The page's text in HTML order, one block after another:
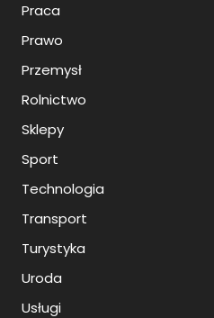
Praca
Prawo
Przemysł
Rolnictwo
Sklepy
Sport
Technologia
Transport
Turystyka
Uroda
Usługi